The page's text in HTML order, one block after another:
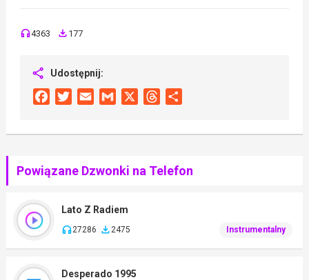
4363 177
Udostępnij:
FacebookTwitterEmail Gmail Threads
Powiązane Dzwonki na Telefon
Lato Z Radiem
27286 2475 Instrumentalny
Desperado 1995